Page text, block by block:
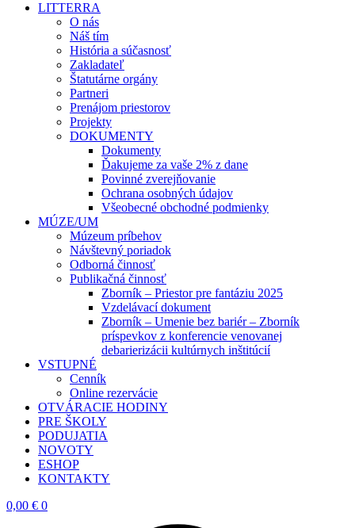
LITTERRA
O nás
Náš tím
História a súčasnosť
Zakladateľ
Štatutárne orgány
Partneri
Prenájom priestorov
Projekty
DOKUMENTY
Dokumenty
Ďakujeme za vaše 2% z dane
Povinné zverejňovanie
Ochrana osobných údajov
Všeobecné obchodné podmienky
MÚZE/UM
Múzeum príbehov
Návštevný poriadok
Odborná činnosť
Publikačná činnosť
Zborník – Priestor pre fantáziu 2025
Vzdelávací dokument
Zborník – Umenie bez bariér – Zborník
príspevkov z konferencie venovanej
debarierizácii kultúrnych inštitúcií
VSTUPNÉ
Cenník
Online rezervácie
OTVÁRACIE HODINY
PRE ŠKOLY
PODUJATIA
NOVOTY
ESHOP
KONTAKTY
0,00 € 0